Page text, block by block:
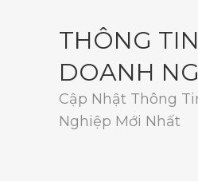
THÔNG TIN
DOANH
Cập Nhật Thông
Nghiệp Mới Nhất